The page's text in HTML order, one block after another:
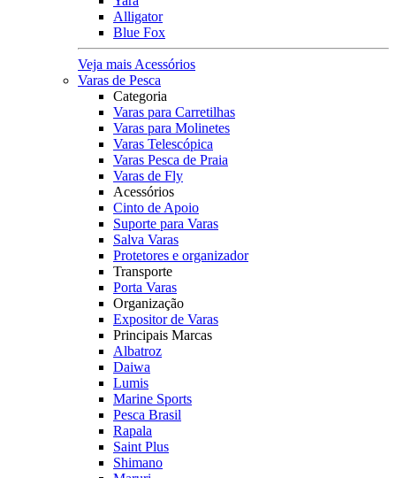
Alligator
Blue Fox
Veja mais Acessórios
Varas de Pesca
Categoria
Varas para Carretilhas
Varas para Molinetes
Varas Telescópica
Varas Pesca de Praia
Varas de Fly
Acessórios
Cinto de Apoio
Suporte para Varas
Salva Varas
Protetores e organizador
Transporte
Porta Varas
Organização
Expositor de Varas
Principais Marcas
Albatroz
Daiwa
Lumis
Marine Sports
Pesca Brasil
Rapala
Saint Plus
Shimano